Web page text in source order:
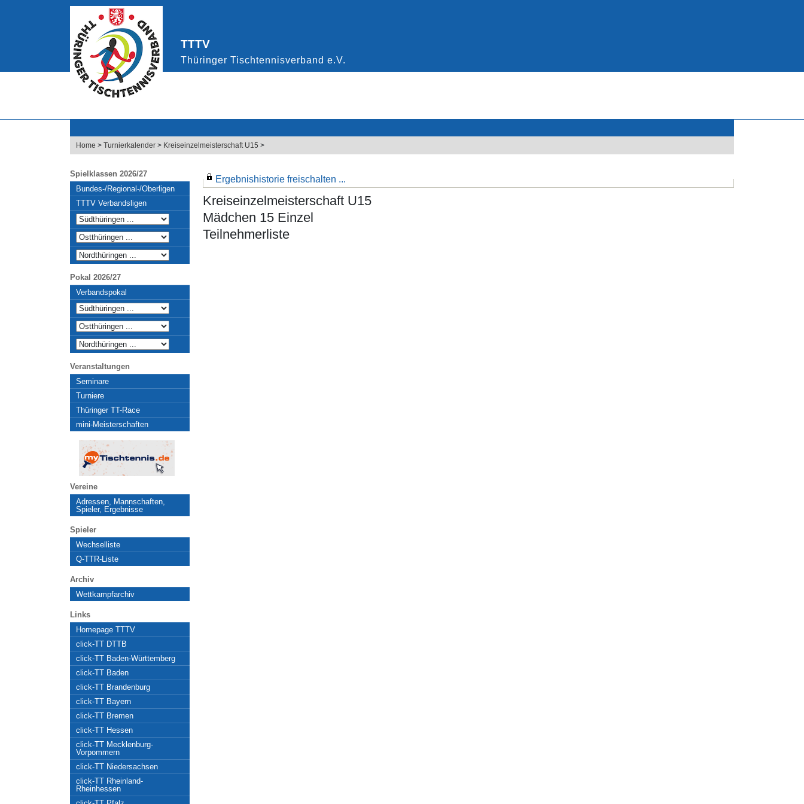
Home > Turnierkalender > Kreiseinzelmeisterschaft U15 >
Spielklassen 2026/27
Bundes-/Regional-/Oberligen
TTTV Verbandsligen
Pokal 2026/27
Verbandspokal
Veranstaltungen
Seminare
Turniere
Thüringer TT-Race
mini-Meisterschaften
Vereine
Adressen, Mannschaften,
Spieler, Ergebnisse
Spieler
Wechselliste
Q-TTR-Liste
Archiv
Wettkampfarchiv
Links
Homepage TTTV
click-TT DTTB
click-TT Baden-Württemberg
click-TT Baden
click-TT Brandenburg
click-TT Bayern
click-TT Bremen
click-TT Hessen
click-TT Mecklenburg-
Vorpommern
click-TT Niedersachsen
click-TT Rheinland-
Rheinhessen
Ergebnishistorie freischalten ...
Kreiseinzelmeisterschaft U15
Mädchen 15 Einzel
Teilnehmerliste